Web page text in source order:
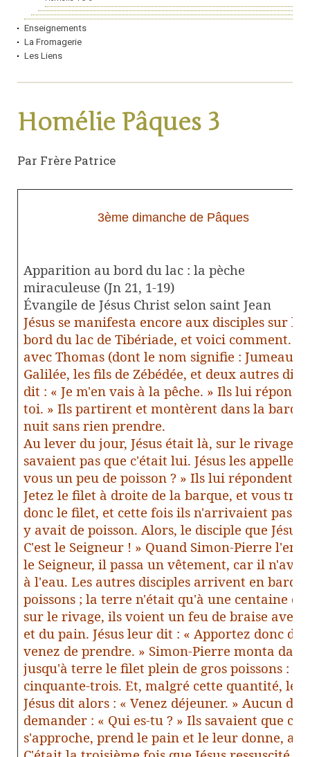
Enseignements
La Fromagerie
Les Liens
Homélie Pâques 3
Par Frère Patrice
3ème dimanche de Pâques
Apparition au bord du lac : la pèche
miraculeuse (Jn 21, 1-19)
Évangile de Jésus Christ selon saint Jean
Jésus se manifesta encore aux disciples sur le
bord du lac de Tibériade, et voici comment.
avec Thomas (dont le nom signifie : Jumeau),
Galilée, les fils de Zébédée, et deux autres
dit : « Je m'en vais à la pêche. » Ils lui
toi. » Ils partirent et montèrent dans la
nuit sans rien prendre.
Au lever du jour, Jésus était là, sur le rivage,
savaient pas que c'était lui. Jésus les appelle :
vous un peu de poisson ? » Ils lui répondent :
Jetez le filet à droite de la barque, et vous
donc le filet, et cette fois ils n'arrivaient pas
y avait de poisson. Alors, le disciple que
C'est le Seigneur ! » Quand Simon-Pierre
le Seigneur, il passa un vêtement, car il
à l'eau. Les autres disciples arrivent en
poissons ; la terre n'était qu'à une centaine
sur le rivage, ils voient un feu de braise avec
et du pain. Jésus leur dit : « Apportez donc de
venez de prendre. » Simon-Pierre monta
jusqu'à terre le filet plein de gros poissons : il
cinquante-trois. Et, malgré cette quantité, le
Jésus dit alors : « Venez déjeuner. » Aucun
demander : « Qui es-tu ? » Ils savaient que
s'approche, prend le pain et le leur donne,